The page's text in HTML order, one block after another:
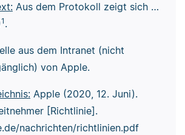
Aus dem Protokoll zeigt sich …
1 .
aus dem Intranet (nicht
von Apple.
Apple (2020, 12. Juni).
[Richtlinie].
nachrichten/richtlinien.pdf